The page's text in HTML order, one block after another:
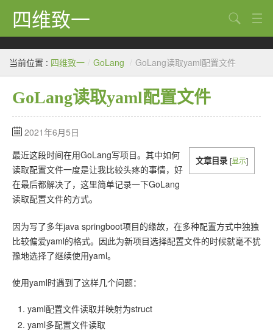
四维致一
Java
大数据
Python
Scala
GoLang
工程
Bug
Tricks
想法
搜索
当前位置 : 四维致一 / GoLang / GoLang读取yaml配置文件
GoLang读取yaml配置文件
2021年6月5日
文章目录 [显示]
最近这段时间在用GoLang写项目。其中如何
读取配置文件一度是让我比较头疼的事情，好
在最后都解决了，这里简单记录一下GoLang
读取配置文件的方式。
因为写了多年java springboot项目的缘故，在多种配置方式中独独
比较偏爱yaml的格式。因此为新项目选择配置文件的时候就毫不犹
豫地选择了继续使用yaml。
使用yaml时遇到了这样几个问题：
yaml配置文件读取并映射为struct
yaml多配置文件读取